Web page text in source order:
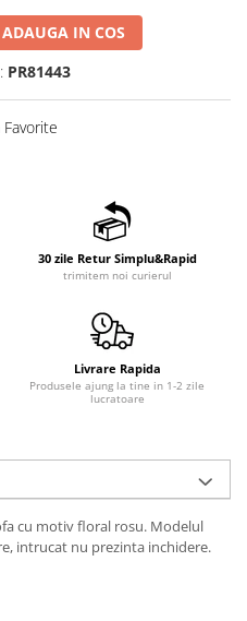
ADAUGA IN COS
PR81443
Favorite
30 zile Retur Simplu&Rapid
trimitem noi curierul
Livrare Rapida
Produsele ajung la tine in 1-2 zile
lucratoare
cu motiv floral rosu. Modelul
intrucat nu prezinta inchidere.